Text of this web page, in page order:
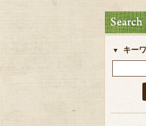
キー